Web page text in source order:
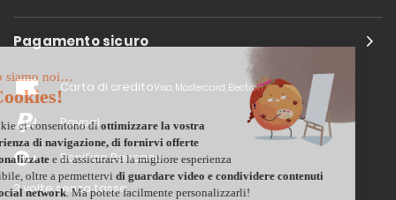
Pagamento sicuro
Carta di creditoVisa, Mastercard, Electron
Paypal
Bonifico Bancario
3 volte senza tasse